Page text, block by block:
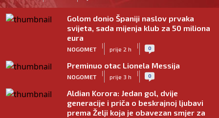
Golom donio Španiji naslov prvaka
svijeta, sada mijenja klub za 50 miliona
eura
NOGOMET
|
prije 2 h
| 0
Preminuo otac Lionela Messija
NOGOMET
|
prije 3 h
| 0
Aldian Korora: Jedan gol, dvije
generacije i priča o beskrajnoj ljubavi
prema Želji koja je obavezan smjer za